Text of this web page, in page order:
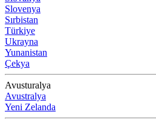
Slovenya
Sırbistan
Türkiye
Ukrayna
Yunanistan
Çekya
Avusturalya
Avustralya
Yeni Zelanda